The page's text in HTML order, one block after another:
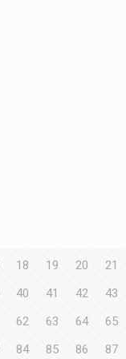
18 19 20 21
40 41 42 43
62 63 64 65
84 85 86 87